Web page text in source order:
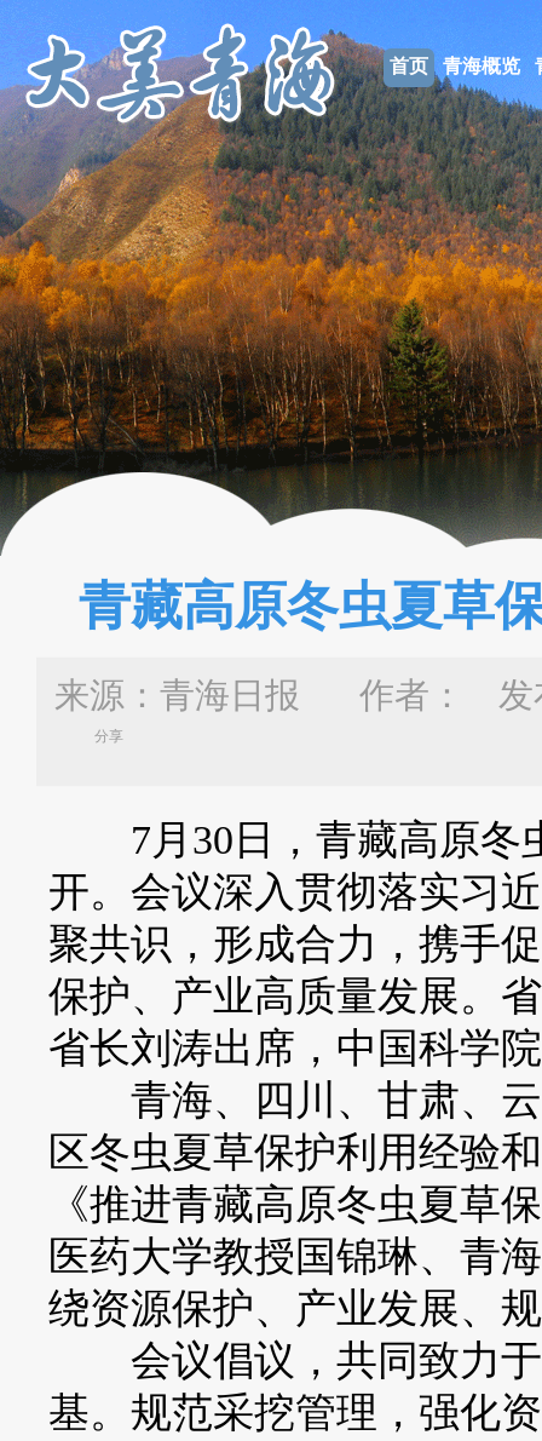
首页 青海概览
青藏高原冬虫夏草
来源：青海日报 作者： 发
分享
7月30日，青藏高原冬
开。会议深入贯彻落实习
聚共识，形成合力，携手
保护、产业高质量发展。
省长刘涛出席，中国科学
青海、四川、甘肃、云
区冬虫夏草保护利用经验
《推进青藏高原冬虫夏草
医药大学教授国锦琳、青
绕资源保护、产业发展、
会议倡议，共同致力于
基。规范采挖管理，强化